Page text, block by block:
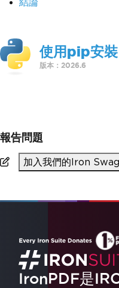
使用pip安裝
版本：2026.6
報告問題
加入我們的Iron
IronPDF是